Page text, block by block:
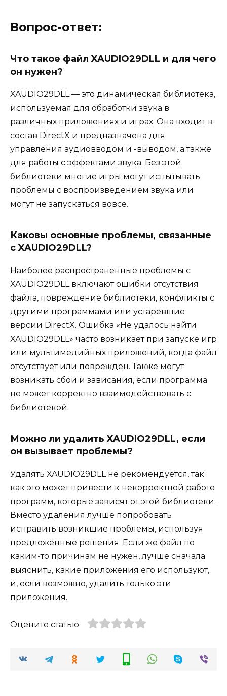
Вопрос-ответ:
Что такое файл XAUDIO29DLL и для чего
он нужен?
XAUDIO29DLL — это динамическая библиотека,
используемая для обработки звука в
различных приложениях и играх. Она входит в
состав DirectX и предназначена для
управления аудиовводом и -выводом, а также
для работы с эффектами звука. Без этой
библиотеки многие игры могут испытывать
проблемы с воспроизведением звука или
могут не запускаться вовсе.
Каковы основные проблемы, связанные
с XAUDIO29DLL?
Наиболее распространенные проблемы с
XAUDIO29DLL включают ошибки отсутствия
файла, повреждение библиотеки, конфликты с
другими программами или устаревшие
версии DirectX. Ошибка «Не удалось найти
XAUDIO29DLL» часто возникает при запуске игр
или мультимедийных приложений, когда файл
отсутствует или поврежден. Также могут
возникать сбои и зависания, если программа
не может корректно взаимодействовать с
библиотекой.
Можно ли удалить XAUDIO29DLL, если
он вызывает проблемы?
Удалять XAUDIO29DLL не рекомендуется, так
как это может привести к некорректной работе
программ, которые зависят от этой библиотеки.
Вместо удаления лучше попробовать
исправить возникшие проблемы, используя
предложенные решения. Если же файл по
каким-то причинам не нужен, лучше сначала
выяснить, какие приложения его используют,
и, если возможно, удалить только эти
приложения.
Оцените статью